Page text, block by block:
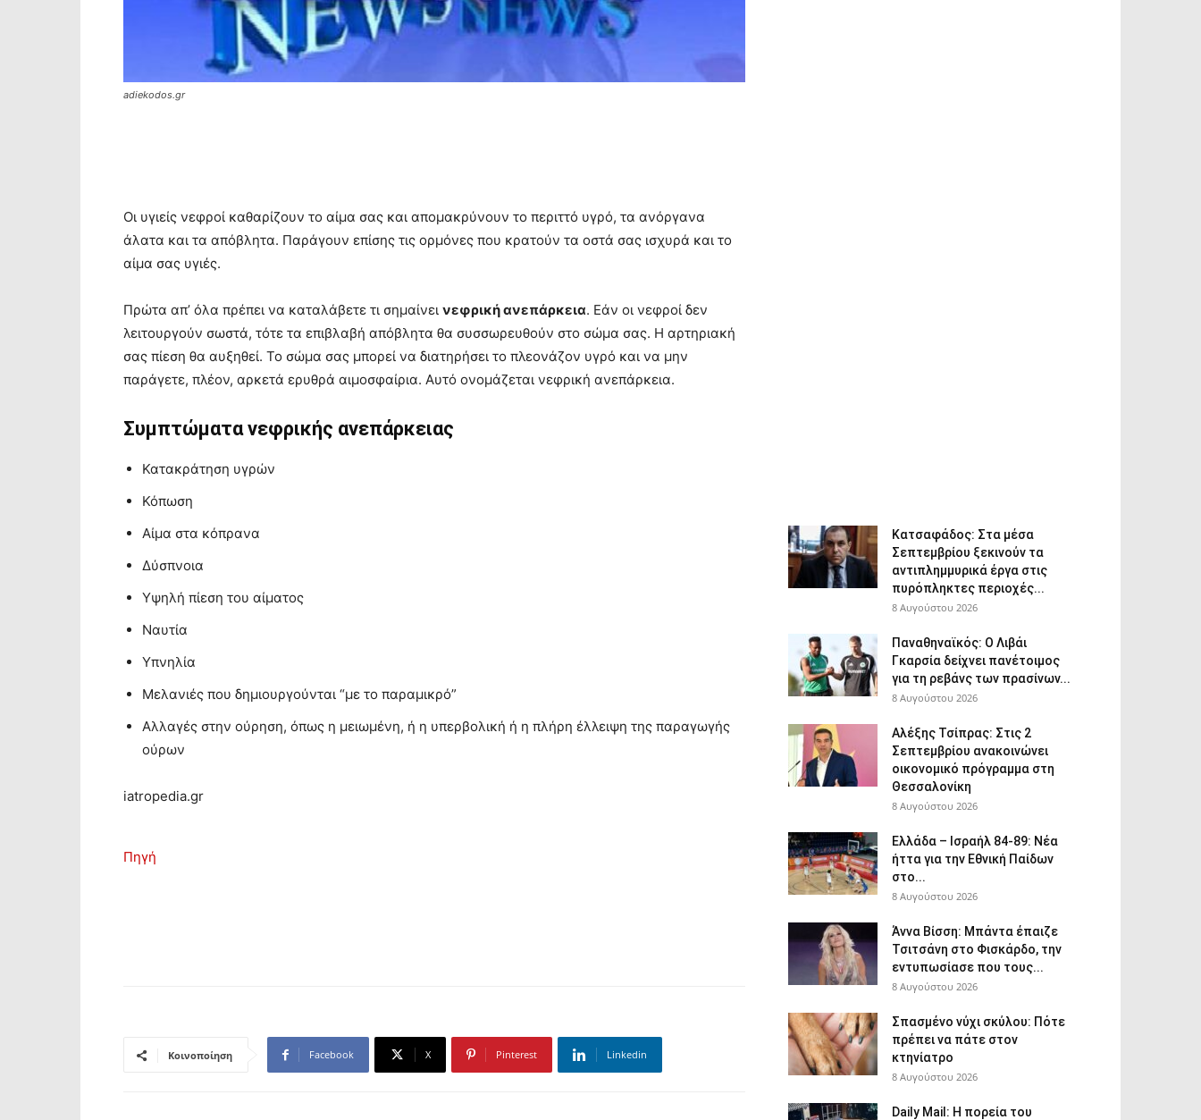
adiekodos.gr
Οι υγιείς νεφροί καθαρίζουν το αίμα σας και απομακρύνουν το περιττό υγρό, τα ανόργανα
άλατα και τα απόβλητα. Παράγουν επίσης τις ορμόνες που κρατούν τα οστά σας ισχυρά και το
αίμα σας υγιές.
Πρώτα απ’ όλα πρέπει να καταλάβετε τι σημαίνει νεφρική ανεπάρκεια. Εάν οι νεφροί δεν
λειτουργούν σωστά, τότε τα επιβλαβή απόβλητα θα συσσωρευθούν στο σώμα σας. Η αρτηριακή
σας πίεση θα αυξηθεί. Το σώμα σας μπορεί να διατηρήσει το πλεονάζον υγρό και να μην
παράγετε, πλέον, αρκετά ερυθρά αιμοσφαίρια. Αυτό ονομάζεται νεφρική ανεπάρκεια.
Συμπτώματα νεφρικής ανεπάρκειας
Κατακράτηση υγρών
Κόπωση
Αίμα στα κόπρανα
Δύσπνοια
Υψηλή πίεση του αίματος
Ναυτία
Υπνηλία
Μελανιές που δημιουργούνται “με το παραμικρό”
Αλλαγές στην ούρηση, όπως η μειωμένη, ή η υπερβολική ή η πλήρη έλλειψη της παραγωγής
ούρων
iatropedia.gr
Πηγή
Κοινοποίηση Facebook X Pinterest Linkedin
Κατσαφάδος: Στα μέσα
Σεπτεμβρίου ξεκινούν τα
αντιπλημμυρικά έργα στις
πυρόπληκτες περιοχές...
8 Αυγούστου 2026
Παναθηναϊκός: Ο Λιβάι
Γκαρσία δείχνει πανέτοιμος
για τη ρεβάνς των πρασίνων...
8 Αυγούστου 2026
Αλέξης Τσίπρας: Στις 2
Σεπτεμβρίου ανακοινώνει
οικονομικό πρόγραμμα στη
Θεσσαλονίκη
8 Αυγούστου 2026
Ελλάδα – Ισραήλ 84-89: Νέα
ήττα για την Εθνική Παίδων
στο...
8 Αυγούστου 2026
Άννα Βίσση: Μπάντα έπαιζε
Τσιτσάνη στο Φισκάρδο, την
εντυπωσίασε που τους...
8 Αυγούστου 2026
Σπασμένο νύχι σκύλου: Πότε
πρέπει να πάτε στον
κτηνίατρο
8 Αυγούστου 2026
Daily Mail: Η πορεία του